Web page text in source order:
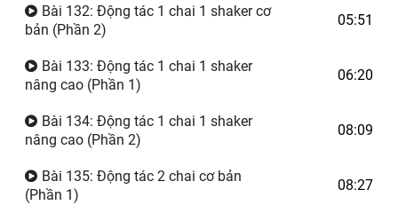
Bài 132: Động tác 1 chai 1 shaker cơ
bản (Phần 2)
05:51
Bài 133: Động tác 1 chai 1 shaker
nâng cao (Phần 1)
06:20
Bài 134: Động tác 1 chai 1 shaker
nâng cao (Phần 2)
08:09
Bài 135: Động tác 2 chai cơ bản
(Phần 1)
08:27